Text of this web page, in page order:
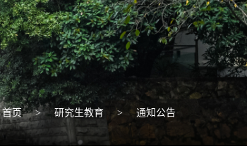
首页 > 研究生教育 > 通知公告